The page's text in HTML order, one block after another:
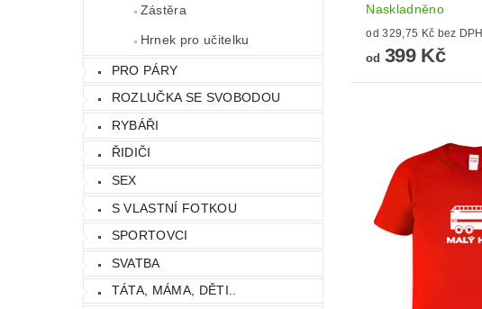
Zástěra
Hrnek pro učitelku
PRO PÁRY
ROZLUČKA SE SVOBODOU
RYBÁŘI
ŘIDIČI
SEX
S VLASTNÍ FOTKOU
SPORTOVCI
SVATBA
TÁTA, MÁMA, DĚTI..
Naskladněno
od 329,75 Kč bez DPH
od 399 Kč